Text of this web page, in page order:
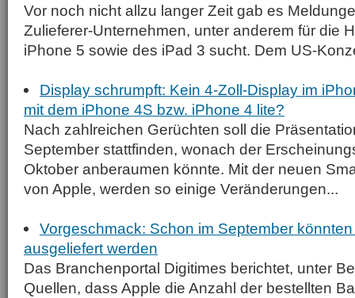
Vor noch nicht allzu langer Zeit gab es
Zulieferer-Unternehmen, unter anderem für die
iPhone 5 sowie des iPad 3 sucht. Dem US-
Display schrumpft: Kein 4-Zoll-Display im
mit dem iPhone 4S bzw. iPhone 4 lite?
Nach zahlreichen Gerüchten soll die
September stattfinden, wonach der
Oktober anberaumen könnte. Mit der neuen
von Apple, werden so einige Veränderungen...
Vorgeschmack: Schon im September
ausgeliefert werden
Das Branchenportal Digitimes berichtet, unter
Quellen, dass Apple die Anzahl der bestellten